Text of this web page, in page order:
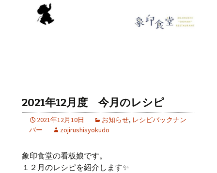
2021年12月度 今月のレシピ
2021年12月10日 お知らせ, レシピバックナン
バー
zojirushisyokudo
象印食堂の看板娘です。
１２月のレシピを紹介します✨